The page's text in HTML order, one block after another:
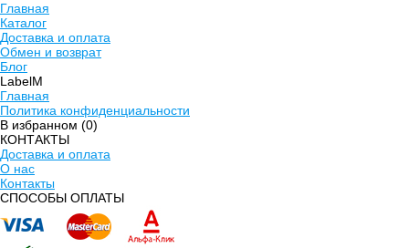
Главная
Каталог
Доставка и оплата
Обмен и возврат
Блог
LabelM
Главная
Политика конфиденциальности
В избранном (0)
КОНТАКТЫ
Доставка и оплата
О нас
Контакты
CПОСОБЫ ОПЛАТЫ